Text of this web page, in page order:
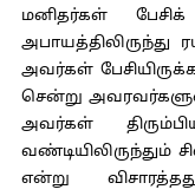
மனிதர்கள்
அபாயத்திலிருந்து
அவர்கள்
சென்று
அவர்கள்
வண்டியிலிருந்தும்
என்று